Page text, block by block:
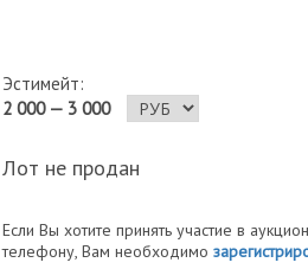
Эстимейт:
2 000 — 3 000
Лот не продан
Если Вы хотите принять участие в
телефону, Вам необходимо